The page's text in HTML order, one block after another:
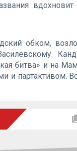
обком,
битва» и на
и партактивом.